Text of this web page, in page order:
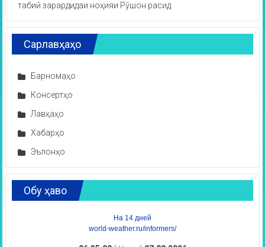
табиӣ зарардидаи ноҳияи Рӯшон расид
Сарлавҳаҳо
Барномаҳо
Консертҳо
Лавҳаҳо
Хабарҳо
Эълонҳо
Обу ҳаво
На 14 дней
world-weather.ru/informers/